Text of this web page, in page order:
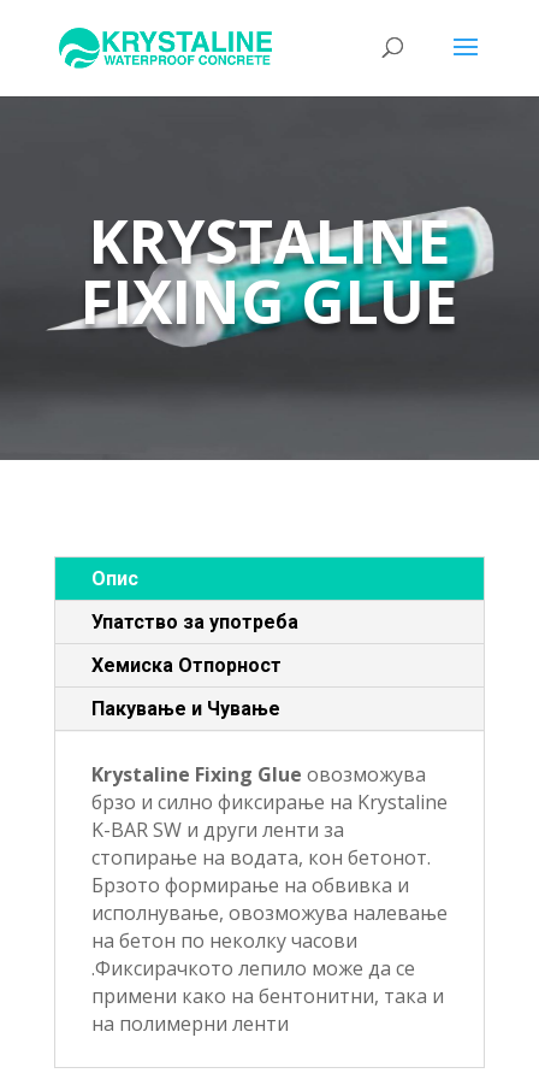
KRYSTALINE
FIXING GLUE
Опис
Упатство за употреба
Хемиска Отпорност
Пакување и Чување
Krystaline Fixing Glue овозможува
брзо и силно фиксирање на Krystaline
K-BAR SW и други ленти за
стопирање на водата, кон бетонот.
Брзото формирање на обвивка и
исполнување, овозможува налевање
на бетон по неколку часови
.Фиксирачкото лепило може да се
примени како на бентонитни, така и
на полимерни ленти